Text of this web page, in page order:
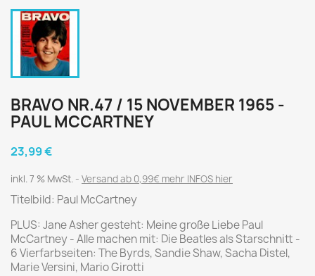
BRAVO NR.47 / 15 NOVEMBER 1965 -
PAUL MCCARTNEY
23,99 €
inkl. 7 % MwSt. Versand ab 0,99€ mehr INFOS hier
Titelbild: Paul McCartney
PLUS: Jane Asher gesteht: Meine große Liebe Paul
McCartney - Alle machen mit: Die Beatles als Starschnitt -
6 Vierfarbseiten: The Byrds, Sandie Shaw, Sacha Distel,
Marie Versini, Mario Girotti